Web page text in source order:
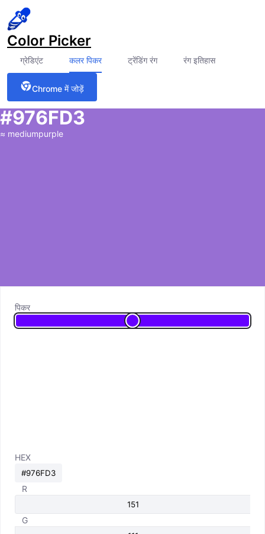
Color Picker
ग्रेडिएंट कलर पिकर ट्रेंडिंग रंग रंग इतिहास
Chrome में जोड़ें
#976FD3
≈ mediumpurple
पिकर
HEX
R
G